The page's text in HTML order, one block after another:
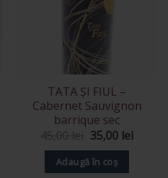
TATA ȘI FIUL –
Cabernet Sauvignon
barrique sec
45,00 lei Prețul
inițial
a
fost:
35,00 leiPrețul
Adaugă în coș